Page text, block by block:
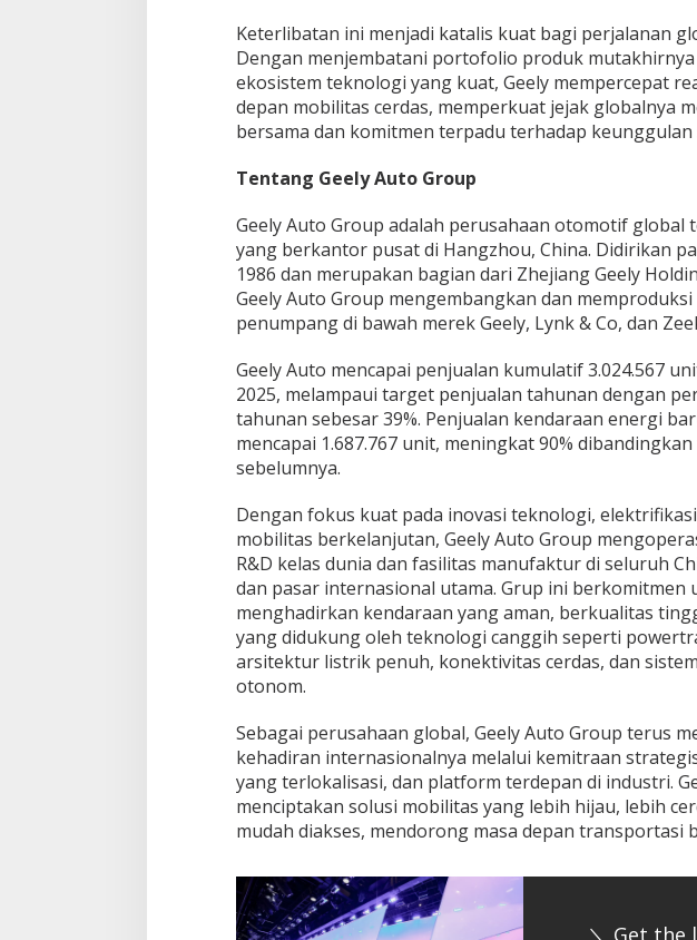
Keterlibatan ini menjadi katalis kuat bagi perjalanan
Dengan menjembatani portofolio produk
ekosistem teknologi yang kuat, Geely mempercepat
depan mobilitas cerdas, memperkuat jejak globalnya
bersama dan komitmen terpadu terhadap keunggulan
Tentang Geely Auto Group
Geely Auto Group adalah perusahaan otomotif global
yang berkantor pusat di Hangzhou, China. Didirikan
1986 dan merupakan bagian dari Zhejiang Geely
Geely Auto Group mengembangkan dan
penumpang di bawah merek Geely, Lynk & Co, dan
Geely Auto mencapai penjualan kumulatif 3.024.567
2025, melampaui target penjualan tahunan dengan
tahunan sebesar 39%. Penjualan kendaraan energi
mencapai 1.687.767 unit, meningkat 90%
sebelumnya.
Dengan fokus kuat pada inovasi teknologi,
mobilitas berkelanjutan, Geely Auto Group
R&D kelas dunia dan fasilitas manufaktur di seluruh
dan pasar internasional utama. Grup ini berkomitmen
menghadirkan kendaraan yang aman, berkualitas
yang didukung oleh teknologi canggih seperti
arsitektur listrik penuh, konektivitas cerdas, dan
otonom.
Sebagai perusahaan global, Geely Auto Group terus
kehadiran internasionalnya melalui kemitraan
yang terlokalisasi, dan platform terdepan di industri.
menciptakan solusi mobilitas yang lebih hijau, lebih
mudah diakses, mendorong masa depan transportasi
＼ Get the